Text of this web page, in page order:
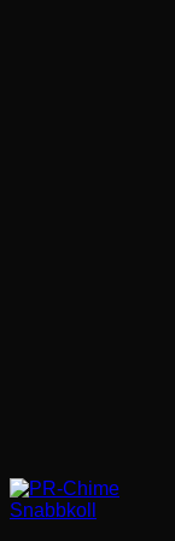
Snabbkoll